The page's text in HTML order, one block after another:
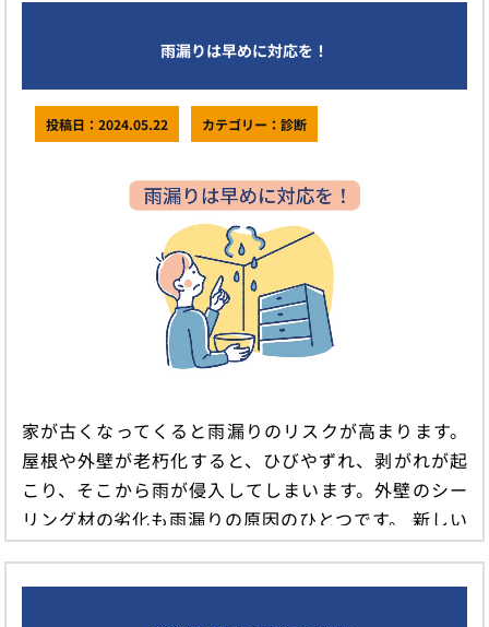
雨漏りは早めに対応を！
投稿日：2024.05.22 カテゴリー：診断
家が古くなってくると雨漏りのリスクが高まります。
屋根や外壁が老朽化すると、ひびやずれ、剥がれが起
こり、そこから雨が侵入してしまいます。外壁のシー
リング材の劣化も雨漏りの原因のひとつです。 新しい
家でも、施工不良などにより […]